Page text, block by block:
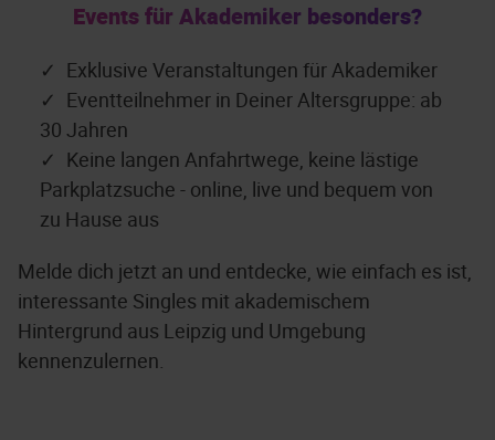
Events für Akademiker besonders?
Exklusive Veranstaltungen für Akademiker
Eventteilnehmer in Deiner Altersgruppe: ab
30 Jahren
Keine langen Anfahrtwege, keine lästige
Parkplatzsuche - online, live und bequem von
zu Hause aus
Melde dich jetzt an und entdecke, wie einfach es ist,
interessante Singles mit akademischem
Hintergrund aus Leipzig und Umgebung
kennenzulernen.